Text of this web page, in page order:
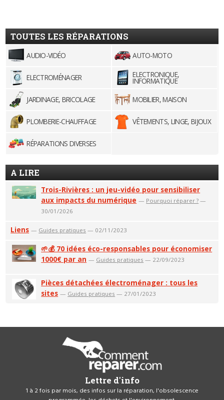
TOUTES LES RÉPARATIONS
AUDIO-VIDÉO AUTO-MOTO
ELECTROMÉNAGER ELECTRONIQUE,
INFORMATIQUE
JARDINAGE, BRICOLAGE
MOBILIER, MAISON
PLOMBERIE-CHAUFFAGE VÊTEMENTS, LINGE, BIJOUX
RÉPARATIONS DIVERSES
A LIRE
Trois-Rivières : un jeu-vidéo pour sensibiliser
aux impacts du numérique — Pourquoi réparer ? —
30/01/2026
Liens — Guides pratiques — 02/11/2023
🌱💰 70 idées éco-responsables pour économiser
1000€ par an — Guides pratiques — 22/09/2023
Pièces détachées électroménager : tous les
sites — Guides pratiques — 27/01/2023
Lettre d'info
1 à 2 fois par mois, des infos sur la réparation, l'obsolescence